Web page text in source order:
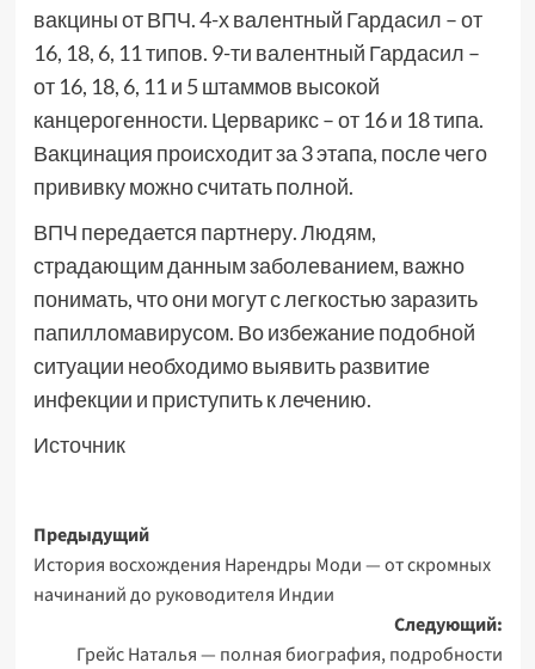
вакцины от ВПЧ. 4-х валентный Гардасил – от
16, 18, 6, 11 типов. 9-ти валентный Гардасил –
от 16, 18, 6, 11 и 5 штаммов высокой
канцерогенности. Церварикс – от 16 и 18 типа.
Вакцинация происходит за 3 этапа, после чего
прививку можно считать полной.
ВПЧ передается партнеру. Людям,
страдающим данным заболеванием, важно
понимать, что они могут с легкостью заразить
папилломавирусом. Во избежание подобной
ситуации необходимо выявить развитие
инфекции и приступить к лечению.
Источник
Навигация
записи
Предыдущий
История восхождения Нарендры Моди — от скромных
начинаний до руководителя Индии
Следующий:
Грейс Наталья — полная биография, подробности